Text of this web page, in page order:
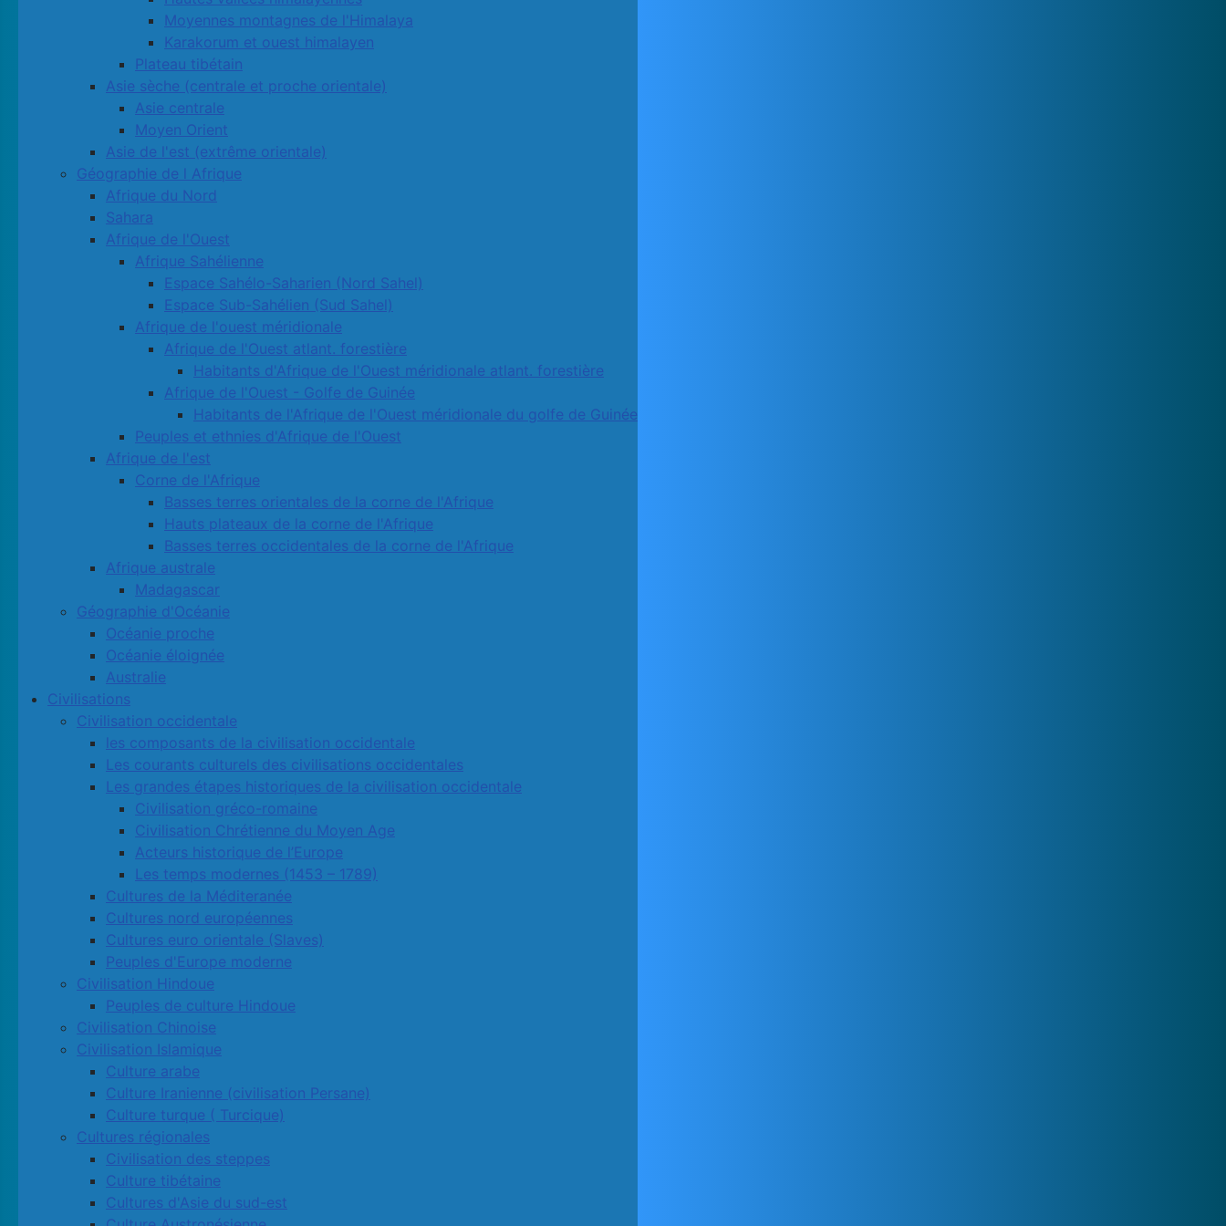
Moyennes montagnes de l'Himalaya
Karakorum et ouest himalayen
Plateau tibétain
Asie sèche (centrale et proche orientale)
Asie centrale
Moyen Orient
Asie de l'est (extrême orientale)
Géographie de l Afrique
Afrique du Nord
Sahara
Afrique de l'Ouest
Afrique Sahélienne
Espace Sahélo-Saharien (Nord Sahel)
Espace Sub-Sahélien (Sud Sahel)
Afrique de l'ouest méridionale
Afrique de l'Ouest atlant. forestière
Habitants d'Afrique de l'Ouest méridionale atlant. forestière
Afrique de l'Ouest - Golfe de Guinée
Habitants de l'Afrique de l'Ouest méridionale du golfe de Guinée
Peuples et ethnies d'Afrique de l'Ouest
Afrique de l'est
Corne de l'Afrique
Basses terres orientales de la corne de l'Afrique
Hauts plateaux de la corne de l'Afrique
Basses terres occidentales de la corne de l'Afrique
Afrique australe
Madagascar
Géographie d'Océanie
Océanie proche
Océanie éloignée
Australie
Civilisations
Civilisation occidentale
les composants de la civilisation occidentale
Les courants culturels des civilisations occidentales
Les grandes étapes historiques de la civilisation occidentale
Civilisation gréco-romaine
Civilisation Chrétienne du Moyen Age
Acteurs historique de l’Europe
Les temps modernes (1453 – 1789)
Cultures de la Méditeranée
Cultures nord européennes
Cultures euro orientale (Slaves)
Peuples d'Europe moderne
Civilisation Hindoue
Peuples de culture Hindoue
Civilisation Chinoise
Civilisation Islamique
Culture arabe
Culture Iranienne (civilisation Persane)
Culture turque ( Turcique)
Cultures régionales
Civilisation des steppes
Culture tibétaine
Cultures d'Asie du sud-est